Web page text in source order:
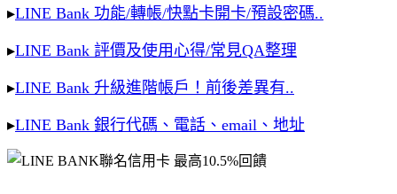
▸LINE Bank 功能/轉帳/快點卡開卡/預設密碼..
▸LINE Bank 評價及使用心得/常見QA整理
▸LINE Bank 升級進階帳戶！前後差異有..
▸LINE Bank 銀行代碼、電話、email、地址